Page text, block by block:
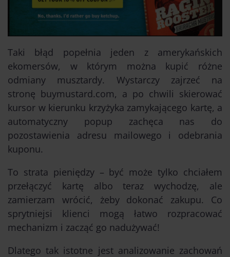
Taki błąd popełnia jeden z amerykańskich
ekomersów, w którym można kupić różne
odmiany musztardy. Wystarczy zajrzeć na
stronę buymustard.com, a po chwili skierować
kursor w kierunku krzyżyka zamykającego kartę, a
automatyczny popup zachęca nas do
pozostawienia adresu mailowego i odebrania
kuponu.
To strata pieniędzy – być może tylko chciałem
przełączyć kartę albo teraz wychodzę, ale
zamierzam wrócić, żeby dokonać zakupu. Co
sprytniejsi klienci mogą łatwo rozpracować
mechanizm i zacząć go nadużywać!
Dlatego tak istotne jest analizowanie zachowań